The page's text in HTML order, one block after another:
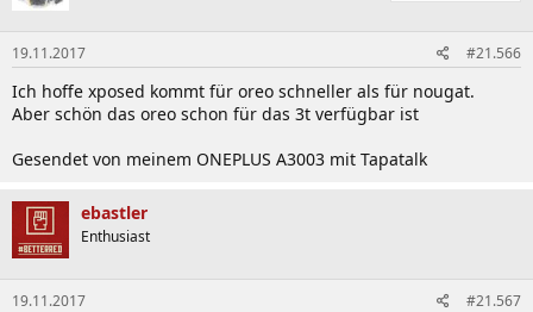
19.11.2017 #21.566
Ich hoffe xposed kommt für oreo schneller als für nougat.
Aber schön das oreo schon für das 3t verfügbar ist
Gesendet von meinem ONEPLUS A3003 mit Tapatalk
ebastler
Enthusiast
19.11.2017 #21.567